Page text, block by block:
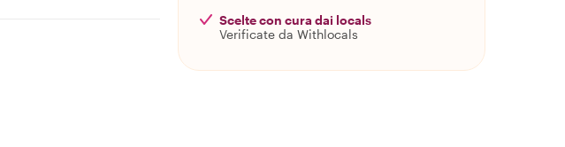
Scelte con cura dai locals
Verificate da Withlocals